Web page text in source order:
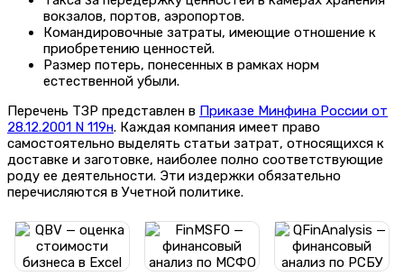
вокзалов, портов, аэропортов.
Командировочные затраты, имеющие отношение к
приобретению ценностей.
Размер потерь, понесенных в рамках норм
естественной убыли.
Перечень ТЗР представлен в Приказе Минфина России от
28.12.2001 N 119н. Каждая компания имеет право
самостоятельно выделять статьи затрат, относящихся к
доставке и заготовке, наиболее полно соответствующие
роду ее деятельности. Эти издержки обязательно
перечисляются в Учетной политике.